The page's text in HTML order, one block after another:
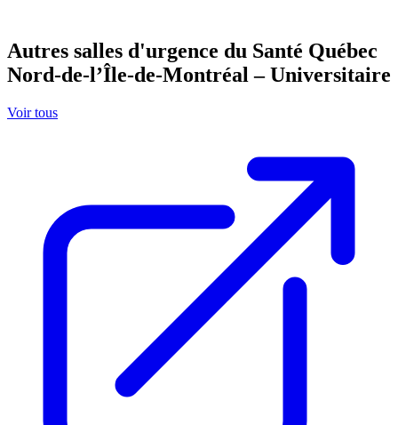
Autres salles d'urgence du Santé Québec
Nord-de-l’Île-de-Montréal – Universitaire
Voir tous